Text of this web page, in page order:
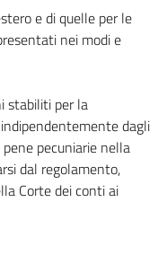
di previsione.
e di quelle per le
nei modi e
stabiliti per la
dagli
pecuniarie nella
dal regolamento,
Corte dei conti ai